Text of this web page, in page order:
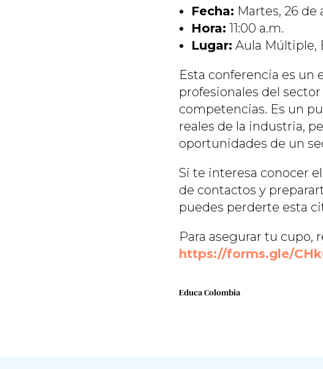
Fecha: Martes, 26 de
Hora: 11:00 a.m.
Lugar: Aula Múltiple,
Esta conferencia es un
profesionales del
competencias. Es un
reales de la industria,
oportunidades de un
Si te interesa conocer
de contactos y
puedes perderte esta
Para asegurar tu cupo,
https://forms.gle/
Educa Colombia